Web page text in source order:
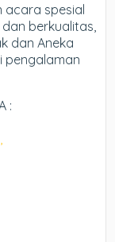
acara spesial
berkualitas,
dan Aneka
pengalaman
: